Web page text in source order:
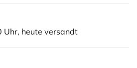
Uhr, heute versandt